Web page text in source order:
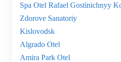
Spa Otel Rafael Gostinichnyy
Zdorove Sanatoriy
Kislovodsk
Algrado Otel
Amira Park Otel